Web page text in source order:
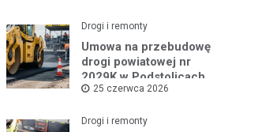
Drogi i remonty
Umowa na przebudowę
drogi powiatowej nr
2029K w Podstolicach
podpisana!
25 czerwca 2026
Drogi i remonty